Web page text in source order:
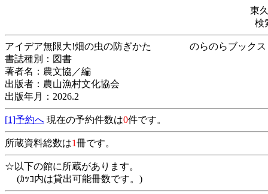
東
検
アイデア無限大!畑の虫の防ぎかた のらの
書誌種別：図書
著者名：農文協／編
出版者：農山漁村文化協会
出版年月：2026.2
[1]予約へ 現在の予約件数は0件です。
所蔵資料総数は1冊です。
☆以下の館に所蔵があります。
(ｶｯｺ内は貸出可能冊数です。)